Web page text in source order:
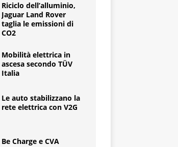
Riciclo dell’alluminio,
Jaguar Land Rover
taglia le emissioni di
CO2
Mobilità elettrica in
ascesa secondo TÜV
Italia
Le auto stabilizzano la
rete elettrica con V2G
Be Charge e CVA